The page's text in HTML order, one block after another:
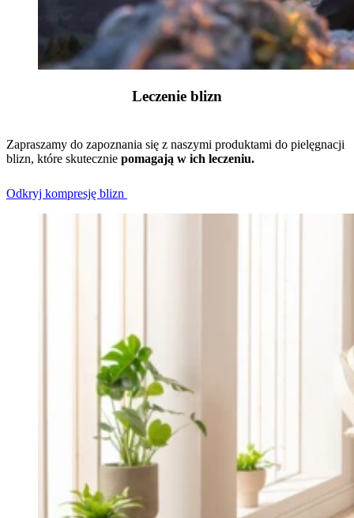
Leczenie blizn
Zapraszamy do zapoznania się z naszymi produktami do pielęgnacji
blizn, które skutecznie pomagają w ich leczeniu.
Odkryj kompresję blizn